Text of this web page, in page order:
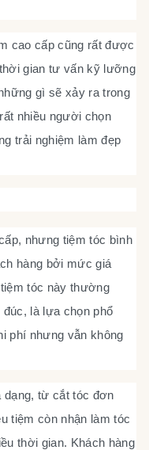
cao cấp cũng rất được
gian tư vấn kỹ lưỡng
gì sẽ xảy ra trong
nhiều người chọn
trải nghiệm làm đẹp
nhưng tiệm tóc bình
hàng bởi mức giá
tóc này thường
là lựa chọn phổ
phí nhưng vẫn không
dạng, từ cắt tóc đơn
tiệm còn nhận làm tóc
thời gian. Khách hàng